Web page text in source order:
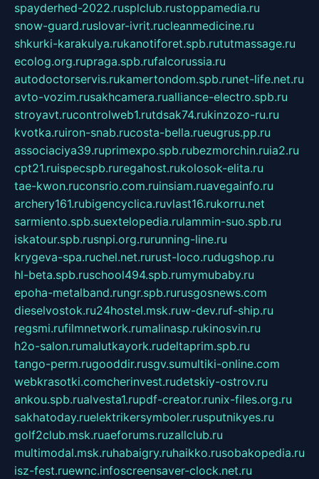
spayderhed-2022.rusplclub.rustoppamedia.ru
snow-guard.ruslovar-ivrit.rucleanmedicine.ru
shkurki-karakulya.rukanotiforet.spb.rututmassage.ru
ecolog.org.rupraga.spb.rufalcorussia.ru
autodoctorservis.rukamertondom.spb.runet-life.net.ru
avto-vozim.rusakhcamera.rualliance-electro.spb.ru
stroyavt.rucontrolweb1.rutdsak74.rukinzozo-ru.ru
kvotka.ruiron-snab.rucosta-bella.rueugrus.pp.ru
associaciya39.ruprimexpo.spb.rubezmorchin.ruia2.ru
cpt21.ruispecspb.ruregahost.rukolosok-elita.ru
tae-kwon.ruconsrio.com.ruinsiam.ruavegainfo.ru
archery161.rubigencyclica.ruvlast16.rukorru.net
sarmiento.spb.suextelopedia.rulammin-suo.spb.ru
iskatour.spb.rusnpi.org.rurunning-line.ru
krygeva-spa.ruchel.net.rurust-loco.rudugshop.ru
hl-beta.spb.ruschool494.spb.rumymubaby.ru
epoha-metalband.rungr.spb.rurusgosnews.com
dieselvostok.ru24hostel.msk.ruw-dev.ruf-ship.ru
regsmi.rufilmnetwork.rumalinasp.rukinosvin.ru
h2o-salon.rumalutkayork.rudeltaprim.spb.ru
tango-perm.rugooddir.rusgv.sumultiki-online.com
webkrasotki.comcherinvest.rudetskiy-ostrov.ru
ankou.spb.rualvesta1.rupdf-creator.runix-files.org.ru
sakhatoday.ruelektrikersymboler.rusputnikyes.ru
golf2club.msk.ruaeforums.ruzallclub.ru
multimodal.msk.ruhabaigry.ruhaikko.rusobakopedia.ru
isz-fest.ruewnc.infoscreensaver-clock.net.ru